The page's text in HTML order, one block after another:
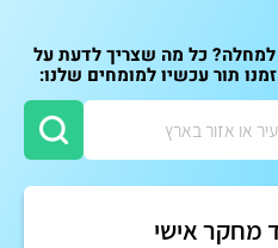
כל מה שצריך לדעת על
תור עכשיו למומחים שלנו:
מחקר אישי